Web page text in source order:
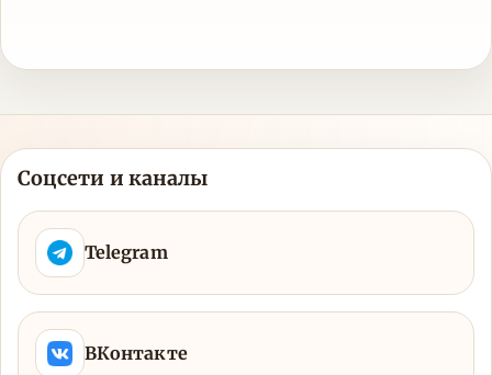
Соцсети и каналы
Telegram
ВКонтакте